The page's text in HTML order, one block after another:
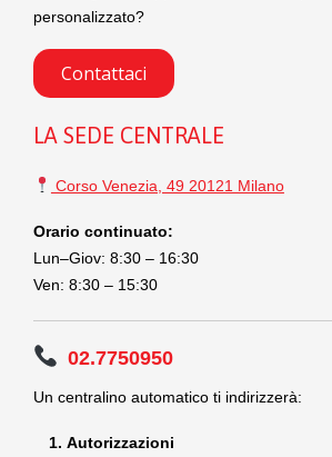
personalizzato?
Contattaci
LA SEDE CENTRALE
Corso Venezia, 49 20121 Milano
Orario continuato:
Lun–Giov: 8:30 – 16:30
Ven: 8:30 – 15:30
02.7750950
Un centralino automatico ti indirizzerà:
Autorizzazioni